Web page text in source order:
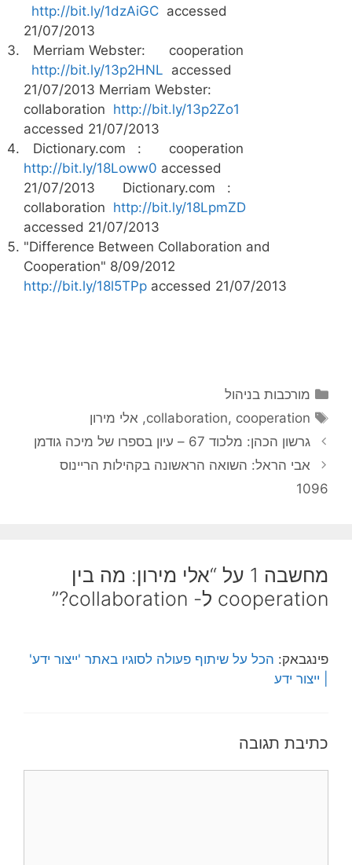
http://bit.ly/1dzAiGC accessed
21/07/2013
Merriam Webster: cooperation
http://bit.ly/13p2HNL accessed
21/07/2013 Merriam Webster:
collaboration http://bit.ly/13p2Zo1
accessed 21/07/2013
Dictionary.com : cooperation
http://bit.ly/18Loww0 accessed
21/07/2013 Dictionary.com :
collaboration http://bit.ly/18LpmZD
accessed 21/07/2013
"Difference Between Collaboration and
Cooperation" 8/09/2012
http://bit.ly/18l5TPp accessed 21/07/2013
קטגוריות
מורכבות בניהול
תגיות
collaboration, cooperation
, אלי מירון
גרשון הכהן: מלכוד 67 – עיון בספרו של מיכה גודמן
אבי הראל: השואה הראשונה בקהילות הריינוס
1096
מחשבה 1 על “אלי מירון: מה בין
cooperation ל- collaboration?”
פינגבאק: הכל על שיתוף פעולה לסוגיו באתר 'ייצור ידע'
| ייצור ידע
כתיבת תגובה